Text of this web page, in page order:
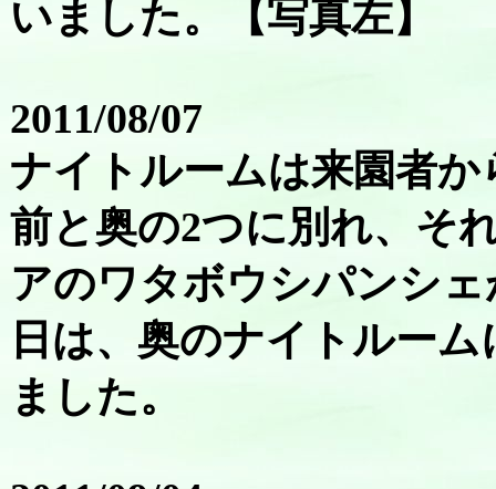
いました。【写真左】
2011/08/07
ナイトルームは来園者か
前と奥の2つに別れ、そ
アのワタボウシパンシ
日は、奥のナイトルー
ました。